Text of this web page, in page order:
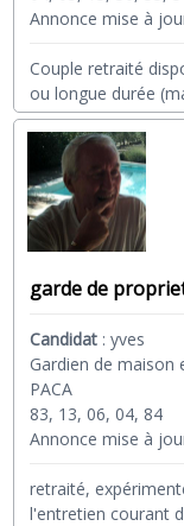
Annonce mise à
Couple retraité
ou longue durée
garde de
Candidat :yves
Gardien de maison
PACA
83, 13, 06, 04, 84
Annonce mise à
retraité,
l'entretien courant